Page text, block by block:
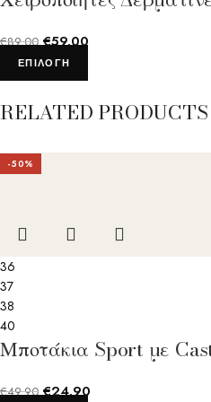
€89.00 €59.00
ΕΠΙΛΟΓΉ
RELATED PRODUCTS
-50%
36
37
38
40
Μποτάκια Sport με
€49.90 €24.90